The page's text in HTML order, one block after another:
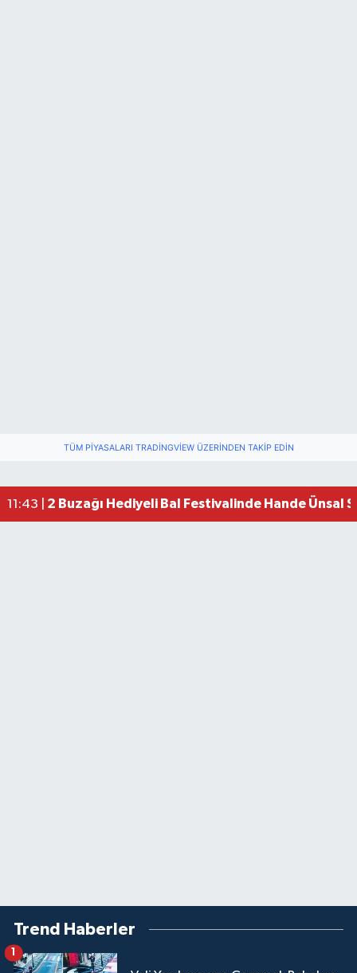
TÜM PIYASALARI TRADINGVIEW ÜZERINDEN TAKIP EDIN
11:43 | 2 Buzağı Hediyeli Bal Festivalinde Hande Ünsal
Trend Haberler